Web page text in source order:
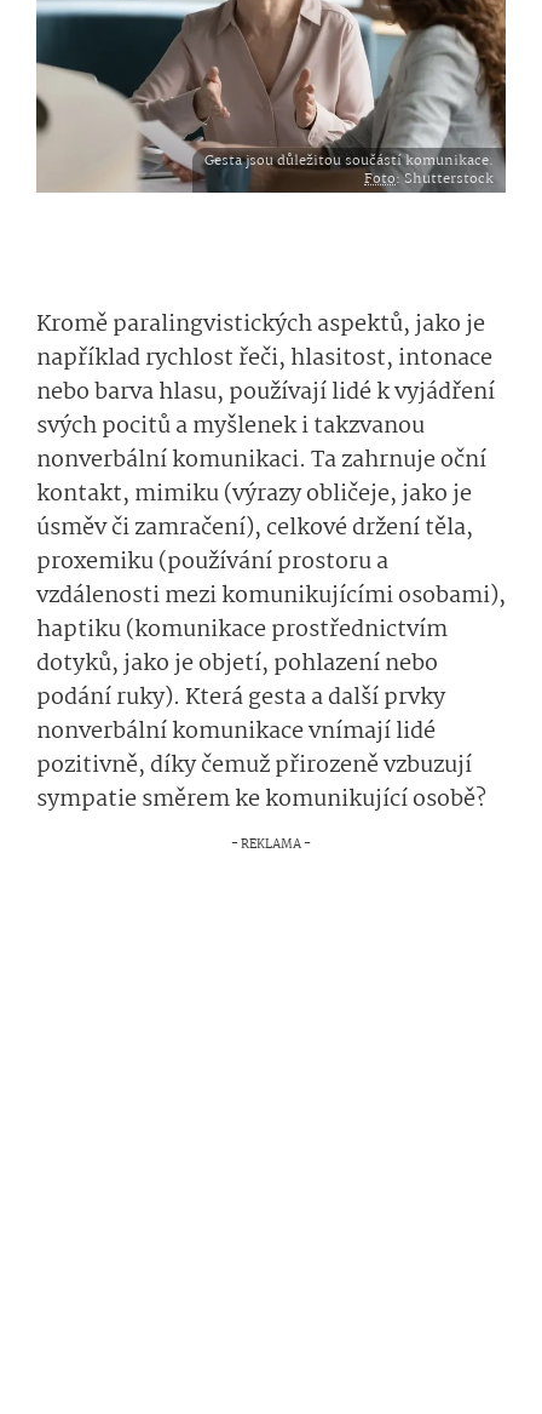
Gesta jsou důležitou součástí komunikace.
Foto: Shutterstock
Kromě paralingvistických aspektů, jako je
například rychlost řeči, hlasitost, intonace
nebo barva hlasu, používají lidé k vyjádření
svých pocitů a myšlenek i takzvanou
nonverbální komunikaci. Ta zahrnuje oční
kontakt, mimiku (výrazy obličeje, jako je
úsměv či zamračení), celkové držení těla,
proxemiku (používání prostoru a
vzdálenosti mezi komunikujícími osobami),
haptiku (komunikace prostřednictvím
dotyků, jako je objetí, pohlazení nebo
podání ruky). Která gesta a další prvky
nonverbální komunikace vnímají lidé
pozitivně, díky čemuž přirozeně vzbuzují
sympatie směrem ke komunikující osobě?